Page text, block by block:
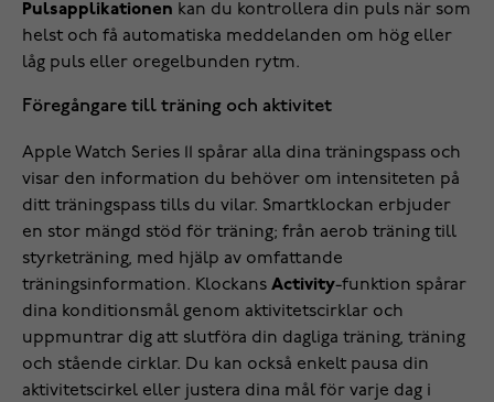
Pulsapplikationen kan du kontrollera din puls när som
helst och få automatiska meddelanden om hög eller
låg puls eller oregelbunden rytm.
Föregångare till träning och aktivitet
Apple Watch Series 11 spårar alla dina träningspass och
visar den information du behöver om intensiteten på
ditt träningspass tills du vilar. Smartklockan erbjuder
en stor mängd stöd för träning; från aerob träning till
styrketräning, med hjälp av omfattande
träningsinformation. Klockans Activity-funktion spårar
dina konditionsmål genom aktivitetscirklar och
uppmuntrar dig att slutföra din dagliga träning, träning
och stående cirklar. Du kan också enkelt pausa din
aktivitetscirkel eller justera dina mål för varje dag i